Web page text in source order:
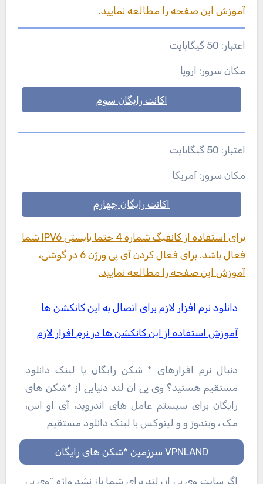
آموزش این صفحه را مطالعه نمایید.
اعتبار: 50 گیگابایت
مکان سرور: اروپا
اکانت رایگان سوم
اعتبار: 50 گیگابایت
مکان سرور: آمریکا
اکانت رایگان چهارم
برای استفاده از کانفیگ شماره 4 حتما بایستی IPV6 شما
فعال باشد. برای فعال کردن آی پی ورژن 6 در گوشی،
آموزش این صفحه را مطالعه نمایید.
دانلود نرم افزار لازم برای اتصال به این کانکشن ها
آموزش استفاده از این کانکشن ها در نرم افزار لازم
دنبال نرم افزارهای * شکن رایگان یا لینک دانلود
مستقیم هستید؟ وی پی ان لند دنیایی از *شکن های
رایگان برای سیستم عامل های اندروید، آی او اس،
مک ، ویندوز و و لینوکس با لینک دانلود مستقیم
VPNLAND سرزمین *شکن های رایگان
اگر سایت وی پی ان لند برای شما باز نشد واژه “وی پی